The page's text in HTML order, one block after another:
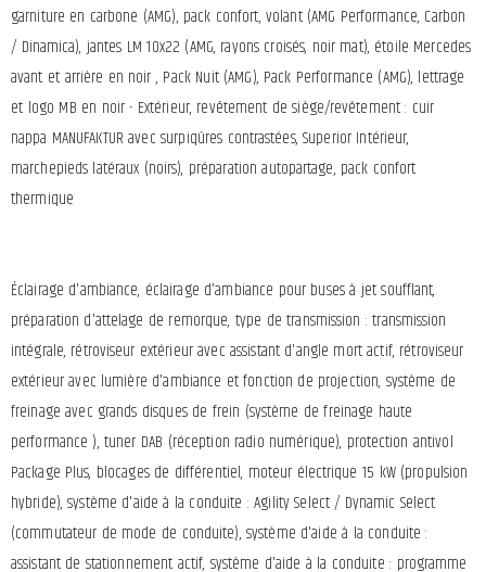
garniture en carbone (AMG), pack confort, volant (AMG Performance, Carbon
/ Dinamica), jantes LM 10x22 (AMG, rayons croisés, noir mat), étoile Mercedes
avant et arrière en noir , Pack Nuit (AMG), Pack Performance (AMG), lettrage
et logo MB en noir - Extérieur, revêtement de siège/revêtement : cuir
nappa MANUFAKTUR avec surpiqûres contrastées, Superior Intérieur,
marchepieds latéraux (noirs), préparation autopartage, pack confort
thermique
Éclairage d'ambiance, éclairage d'ambiance pour buses à jet soufflant,
préparation d'attelage de remorque, type de transmission : transmission
intégrale, rétroviseur extérieur avec assistant d'angle mort actif, rétroviseur
extérieur avec lumière d'ambiance et fonction de projection, système de
freinage avec grands disques de frein (système de freinage haute
performance ), tuner DAB (réception radio numérique), protection antivol
Package Plus, blocages de différentiel, moteur électrique 15 kW (propulsion
hybride), système d'aide à la conduite : Agility Select / Dynamic Select
(commutateur de mode de conduite), système d'aide à la conduite :
assistant de stationnement actif, système d'aide à la conduite : programme